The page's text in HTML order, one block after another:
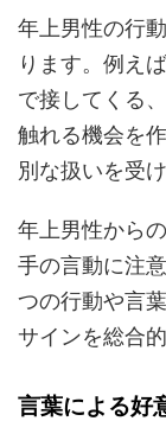
年上男性の行
ります。例え
で接してくる
触れる機会を
別な扱いを受
年上男性から
手の言動に注
つの行動や言
サインを総合
言葉による好